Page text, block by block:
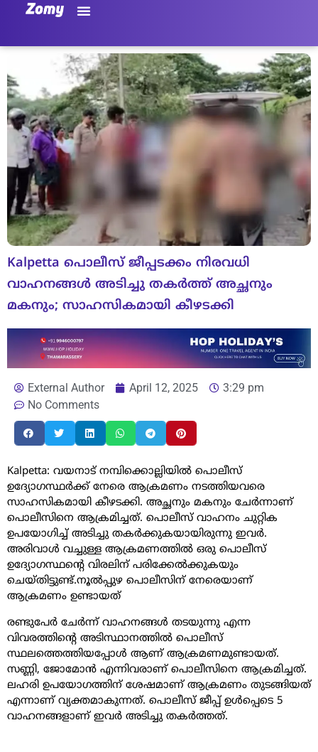
Kalpetta പൊലീസ് ജീപ്പടക്കം നിരവധി
വാഹനങ്ങൾ അടിച്ചു തകർത്ത് അച്ഛനും
മകനും; സാഹസികമായി കീഴടക്കി
External Author April 12, 2025
3:29 pm
No Comments
Kalpetta: വയനാട് നമ്പിക്കൊല്ലിയിൽ പൊലീസ്
ഉദ്യോഗസ്ഥർക്ക് നേരെ ആക്രമണം നടത്തിയവരെ
സാഹസികമായി കീഴടക്കി. അച്ഛനും മകനും ചേർന്നാണ്
പൊലീസിനെ ആക്രമിച്ചത്. പൊലീസ് വാഹനം ചുറ്റിക
ഉപയോഗിച്ച് അടിച്ചു തകർക്കുകയായിരുന്നു ഇവർ.
അരിവാൾ വച്ചുള്ള ആക്രമണത്തിൽ ഒരു പൊലീസ്
ഉദ്യോഗസ്ഥന്‍റെ വിരലിന് പരിക്കേൽക്കുകയും
ചെയ്തിട്ടുണ്ട്.നൂൽപ്പുഴ പൊലീസിന് നേരെയാണ്
ആക്രമണം ഉണ്ടായത്
രണ്ടുപേർ ചേർന്ന് വാഹനങ്ങൾ തടയുന്നു എന്ന
വിവരത്തിന്റെ അടിസ്ഥാനത്തിൽ പൊലീസ്
സ്ഥലത്തെത്തിയപ്പോൾ ആണ് ആക്രമണമുണ്ടായത്.
സണ്ണി, ജോമോൻ എന്നിവരാണ് പൊലീസിനെ ആക്രമിച്ചത്.
ലഹരി ഉപയോഗത്തിന് ശേഷമാണ് ആക്രമണം തുടങ്ങിയത്
എന്നാണ് വ്യക്തമാകുന്നത്. പൊലീസ് ജീപ്പ് ഉൾപ്പെടെ 5
വാഹനങ്ങളാണ് ഇവർ അടിച്ചു തകർത്തത്.